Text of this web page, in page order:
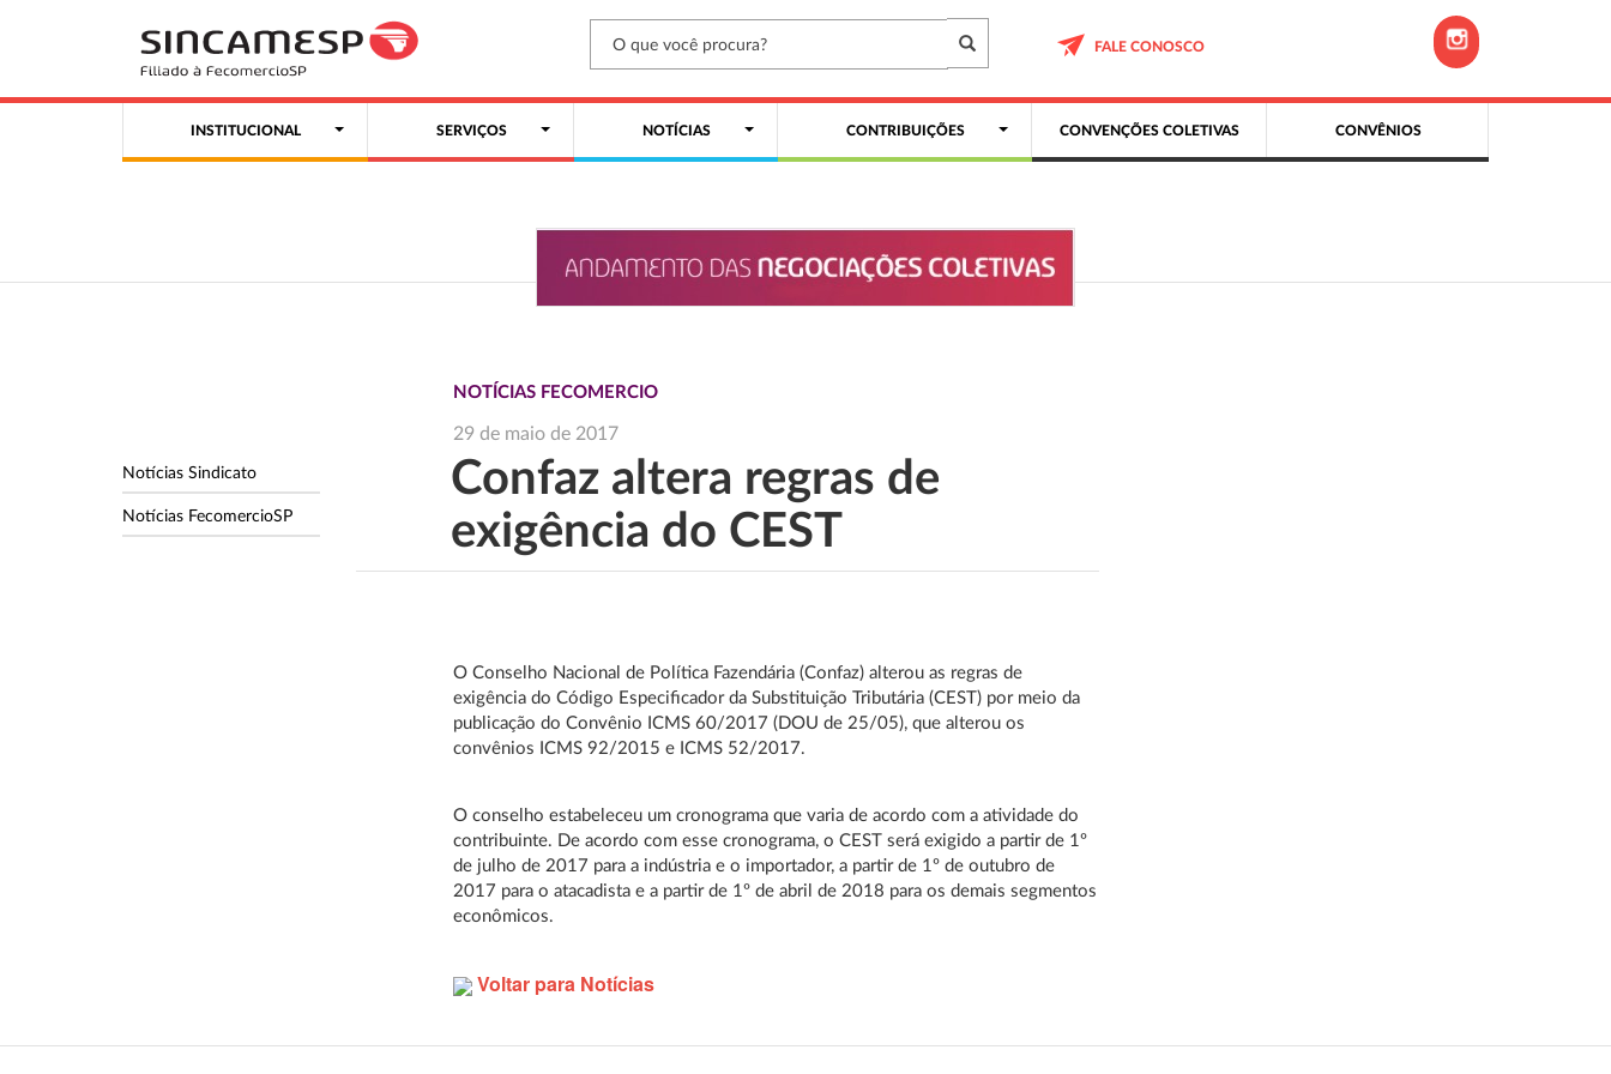
FALE CONOSCO
INSTITUCIONAL SERVIÇOS NOTÍCIAS CONTRIBUIÇÕES CONVENÇÕES COLETIVAS CONVÊNIOS
Notícias Sindicato
Notícias FecomercioSP
NOTÍCIAS FECOMERCIO
29 de maio de 2017
Confaz altera regras de
exigência do CEST
O Conselho Nacional de Política Fazendária (Confaz) alterou as regras de
exigência do Código Especificador da Substituição Tributária (CEST) por meio da
publicação do Convênio ICMS 60/2017 (DOU de 25/05), que alterou os
convênios ICMS 92/2015 e ICMS 52/2017.
O conselho estabeleceu um cronograma que varia de acordo com a atividade do
contribuinte. De acordo com esse cronograma, o CEST será exigido a partir de 1º
de julho de 2017 para a indústria e o importador, a partir de 1º de outubro de
2017 para o atacadista e a partir de 1º de abril de 2018 para os demais segmentos
econômicos.
Voltar para Notícias